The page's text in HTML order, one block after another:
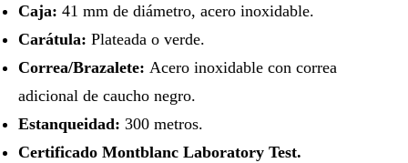
Caja: 41 mm de diámetro, acero inoxidable.
Carátula: Plateada o verde.
Correa/Brazalete: Acero inoxidable con correa
adicional de caucho negro.
Estanqueidad: 300 metros.
Certificado Montblanc Laboratory Test.